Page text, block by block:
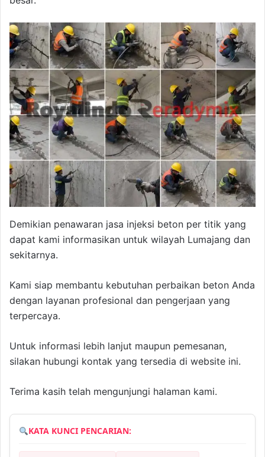
Demikian penawaran jasa injeksi beton per titik yang
dapat kami informasikan untuk wilayah Lumajang dan
sekitarnya.
Kami siap membantu kebutuhan perbaikan beton Anda
dengan layanan profesional dan pengerjaan yang
terpercaya.
Untuk informasi lebih lanjut maupun pemesanan,
silakan hubungi kontak yang tersedia di website ini.
Terima kasih telah mengunjungi halaman kami.
KATA KUNCI PENCARIAN: